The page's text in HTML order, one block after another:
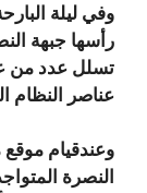
وفي ليلة
رأسها جبهة
تسلل عدد من
عناصر النظام
وعندقيام
النصرة